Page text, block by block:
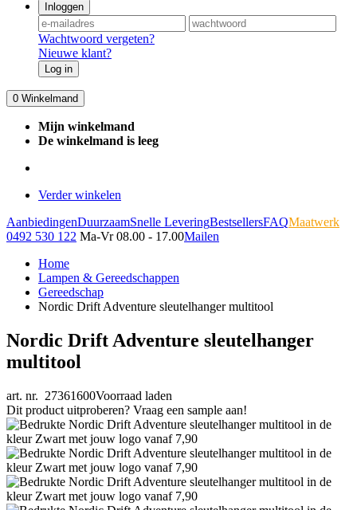
Inloggen
Wachtwoord vergeten?
Nieuwe klant?
Log in
0 Winkelmand
Mijn winkelmand
De winkelmand is leeg
Verder winkelen
AanbiedingenDuurzaamSnelle LeveringBestsellersFAQMaatwerk
0492 530 122 Ma-Vr 08.00 - 17.00Mailen
Home
Lampen & Gereedschappen
Gereedschap
Nordic Drift Adventure sleutelhanger multitool
Nordic Drift Adventure sleutelhanger
multitool
art. nr. 27361600Voorraad laden
Dit product uitproberen? Vraag een sample aan!